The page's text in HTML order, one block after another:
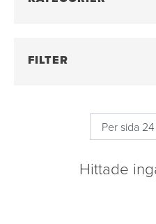
FILTER
Hittade